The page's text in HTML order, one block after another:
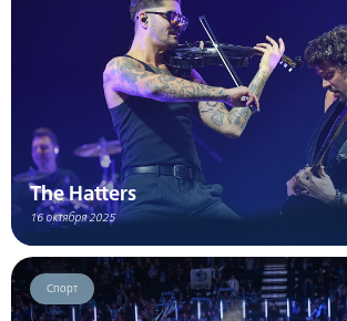
The Hatters
16 октября 2025
Спорт